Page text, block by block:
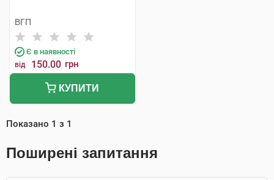
ВГП
Є в наявності
від 150.00 грн
КУПИТИ
Показано 1 з 1
Поширені запитання